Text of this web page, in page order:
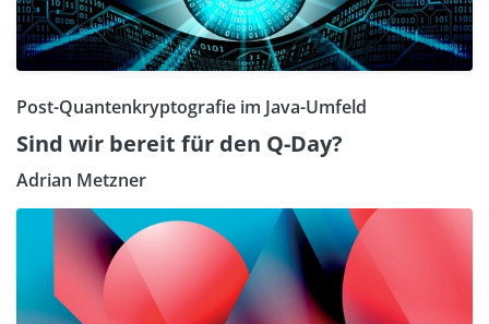
Post-Quantenkryptografie im Java-Umfeld
Sind wir bereit für den Q-Day?
Adrian Metzner